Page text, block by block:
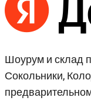
Шоурум и склад
Сокольники,